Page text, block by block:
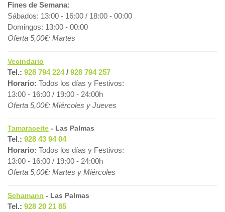
Fines de Semana:
Sábados: 13:00 - 16:00 / 18:00 - 00:00
Domingos: 13:00 - 00:00
Oferta 5,00€: Martes
Vecindario
Tel.: 928 794 224/ 928 794 257
Horario: Todos los días y Festivos:
13:00 - 16:00 / 19:00 - 24:00h
Oferta 5,00€: Miércoles y Jueves
Tamaraceite - Las Palmas
Tel.: 928 43 94 04
Horario: Todos los días y Festivos:
13:00 - 16:00 / 19:00 - 24:00h
Oferta 5,00€: Martes y Miércoles
Schamann - Las Palmas
Tel.: 928 20 21 85